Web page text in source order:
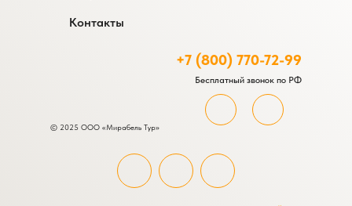
+7 (800) 770-72-99
Контакты
© 2025 ООО «Мирабель Тур»
Бесплатный звонок по РФ